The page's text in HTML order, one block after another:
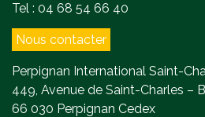
Tel : 04 68 54 66 40
Nous contacter
Perpignan International Saint-
449, Avenue de Saint-Charles –
66 030 Perpignan Cedex